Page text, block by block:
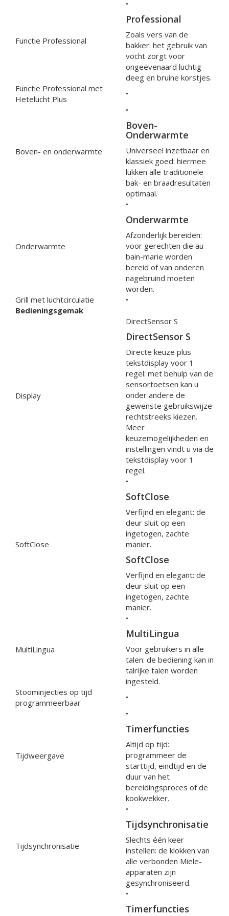
Functie Professional
•
Professional
Zoals vers van de
bakker: het gebruik van
vocht zorgt voor
ongeëvenaard luchtig
deeg en bruine korstjes.
Functie Professional met
Hetelucht Plus
•
Boven- en onderwarmte
•
Boven-
Onderwarmte
Universeel inzetbaar en
klassiek goed: hiermee
lukken alle traditionele
bak- en braadresultaten
optimaal.
Onderwarmte
•
Onderwarmte
Afzonderlijk bereiden:
voor gerechten die au
bain-marie worden
bereid of van onderen
nagebruind moeten
worden.
Grill met luchtcirculatie
•
Bedieningsgemak
Display
DirectSensor S
DirectSensor S
Directe keuze plus
tekstdisplay voor 1
regel: met behulp van de
sensortoetsen kan u
onder andere de
gewenste gebruikswijze
rechtstreeks kiezen.
Meer
keuzemogelijkheden en
instellingen vindt u via de
tekstdisplay voor 1
regel.
SoftClose
•
SoftClose
Verfijnd en elegant: de
deur sluit op een
ingetogen, zachte
manier.
SoftClose
Verfijnd en elegant: de
deur sluit op een
ingetogen, zachte
manier.
MultiLingua
•
MultiLingua
Voor gebruikers in alle
talen: de bediening kan in
talrijke talen worden
ingesteld.
Stoominjecties op tijd
programmeerbaar
•
Tijdweergave
•
Timerfuncties
Altijd op tijd:
programmeer de
starttijd, eindtijd en de
duur van het
bereidingsproces of de
kookwekker.
Tijdsynchronisatie
•
Tijdsynchronisatie
Slechts één keer
instellen: de klokken van
alle verbonden Miele-
apparaten zijn
gesynchroniseerd.
•
Timerfuncties